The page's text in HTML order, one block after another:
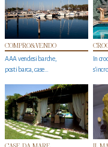
COMPRO&VENDO
AAA vendesi barche,
posti barca, case…
In